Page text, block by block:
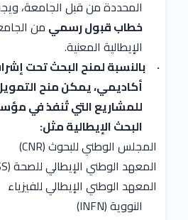
المحددة من قبل الجامعة،
خطاب قبول رسمي من
الإيطالية المعنية.
· بالنسبة لمنح البحث تحت
أكاديمي، يمكن منح
للمشاريع التي تُنفذ في
البحث الإيطالية مثل:
المجلس الوطني للبحوث (CNR)
المعهد الوطني الإيطالي للصحة (ISS)
المعهد الوطني الإيطالي للفيزياء
النووية (INFN)